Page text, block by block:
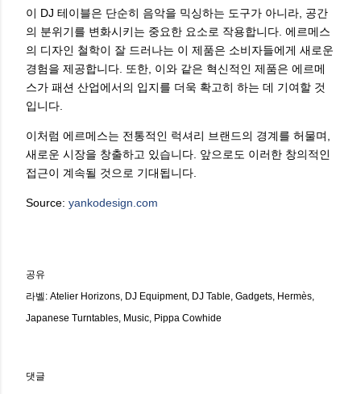
이 DJ 테이블은 단순히 음악을 믹싱하는 도구가 아니라, 공간
의 분위기를 변화시키는 중요한 요소로 작용합니다. 에르메스
의 디자인 철학이 잘 드러나는 이 제품은 소비자들에게 새로운
경험을 제공합니다. 또한, 이와 같은 혁신적인 제품은 에르메
스가 패션 산업에서의 입지를 더욱 확고히 하는 데 기여할 것
입니다.
이처럼 에르메스는 전통적인 럭셔리 브랜드의 경계를 허물며,
새로운 시장을 창출하고 있습니다. 앞으로도 이러한 창의적인
접근이 계속될 것으로 기대됩니다.
Source: yankodesign.com
공유
라벨: Atelier Horizons DJ Equipment DJ Table Gadgets Hermès
Japanese Turntables Music Pippa Cowhide
댓글